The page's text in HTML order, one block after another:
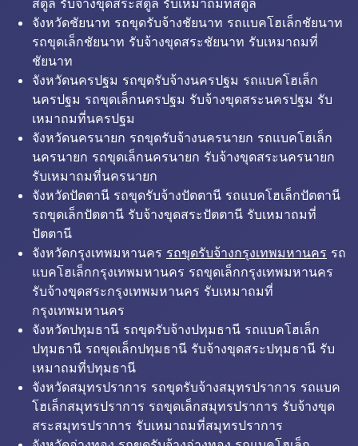
สตูล รับจ้างขุดสระสตูล รับเหมาถมที่สตูล
จังหวัดชัยนาท รถขุดรับจ้างชัยนาท รถแบคโฮเล็กชัยนาท
รถขุดเล็กชัยนาท รับจ้างขุดสระชัยนาท รับเหมาถมที่
ชัยนาท
จังหวัดนครปฐม รถขุดรับจ้างนครปฐม รถแบคโฮเล็ก
นครปฐม รถขุดเล็กนครปฐม รับจ้างขุดสระนครปฐม รับ
เหมาถมที่นครปฐม
จังหวัดนครนายก รถขุดรับจ้างนครนายก รถแบคโฮเล็ก
นครนายก รถขุดเล็กนครนายก รับจ้างขุดสระนครนายก
รับเหมาถมที่นครนายก
จังหวัดปัตตานี รถขุดรับจ้างปัตตานี รถแบคโฮเล็กปัตตานี
รถขุดเล็กปัตตานี รับจ้างขุดสระปัตตานี รับเหมาถมที่
ปัตตานี
จังหวัดกรุงเทพมหานคร รถขุดรับจ้างกรุงเทพมหานคร รถ
แบคโฮเล็กกรุงเทพมหานคร รถขุดเล็กกรุงเทพมหานคร
รับจ้างขุดสระกรุงเทพมหานคร รับเหมาถมที่
กรุงเทพมหานคร
จังหวัดปทุมธานี รถขุดรับจ้างปทุมธานี รถแบคโฮเล็ก
ปทุมธานี รถขุดเล็กปทุมธานี รับจ้างขุดสระปทุมธานี รับ
เหมาถมที่ปทุมธานี
จังหวัดสมุทรปราการ รถขุดรับจ้างสมุทรปราการ รถแบค
โฮเล็กสมุทรปราการ รถขุดเล็กสมุทรปราการ รับจ้างขุด
สระสมุทรปราการ รับเหมาถมที่สมุทรปราการ